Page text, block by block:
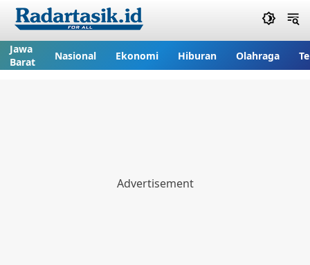
Jawa
Barat
Nasional Ekonomi Hiburan Olahraga